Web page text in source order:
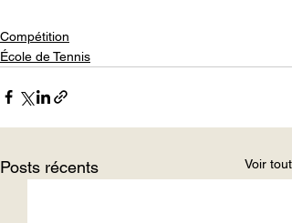
Compétition
École de Tennis
Posts récents Voir tout